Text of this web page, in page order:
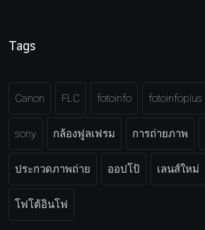
Tags
Canon FLC fotoinfo fotoinfoplus
sony กล้องฟูลเฟรม การถ่ายภาพ
ประกวดภาพถ่าย ออปโป้ เลนส์ใหม่
โฟโต้อินโฟ